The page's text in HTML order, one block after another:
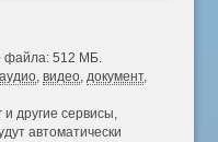
файла: 512 МБ.
аудио,видео,документ,
другие сервисы,
автоматически